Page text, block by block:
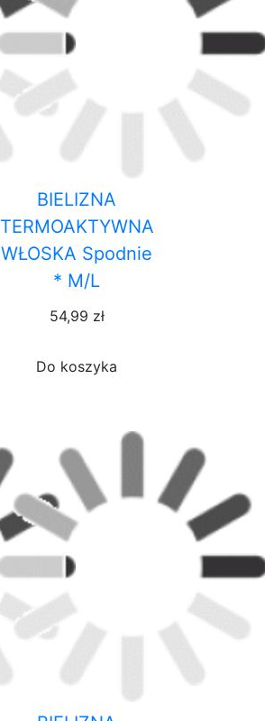
BIELIZNA
TERMOAKTYWNA
WŁOSKA Spodnie
* M/L
54,99 zł
Do koszyka